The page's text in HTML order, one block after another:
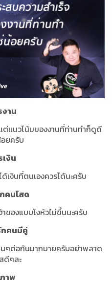
งาน
ต่แนวโน้มของงานที่ท่านทำก็ดูดี
ยครับ
เงิน
เงินที่ตนเองควรได้นะครับ
คนโสด
าของแบบโงหัวไม่ขึ้นนะครับ
กคนมีคู่
นๆต่อกันมากมายครับอย่าพลาด
ดีๆละ
าพ